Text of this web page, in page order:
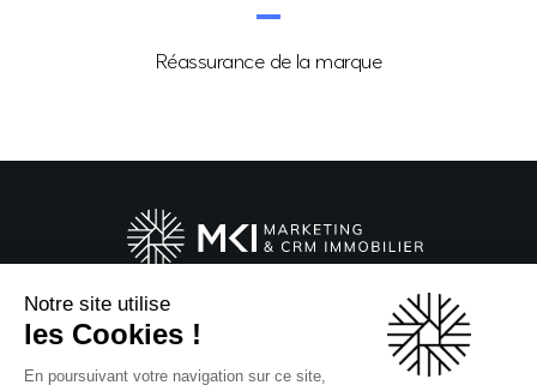
Réassurance de la marque
92200 Neuilly-sur-Seine
Notre site utilise
les Cookies !
En poursuivant votre navigation sur ce site,